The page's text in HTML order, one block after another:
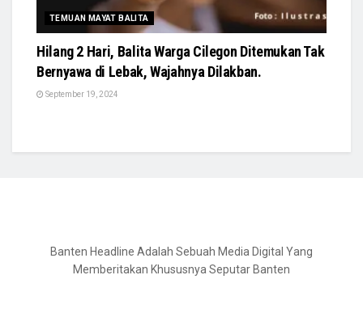
TEMUAN MAYAT BALITA
Hilang 2 Hari, Balita Warga Cilegon Ditemukan Tak
Bernyawa di Lebak, Wajahnya Dilakban.
September 19, 2024
Banten Headline Adalah Sebuah Media Digital Yang
Memberitakan Khususnya Seputar Banten